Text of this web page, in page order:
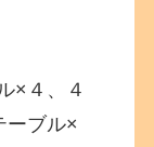
×４、４
ーブル×